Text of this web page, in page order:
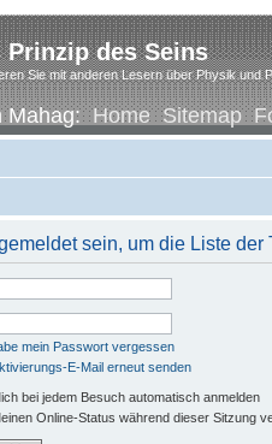
Prinzip des Seins
Sie mit anderen Lesern über Physik und
Mahag:Home Sitemap
sein, um die Liste
mein Passwort vergessen
E-Mail erneut senden
bei jedem Besuch automatisch anmelden
Online-Status während dieser Sitzung